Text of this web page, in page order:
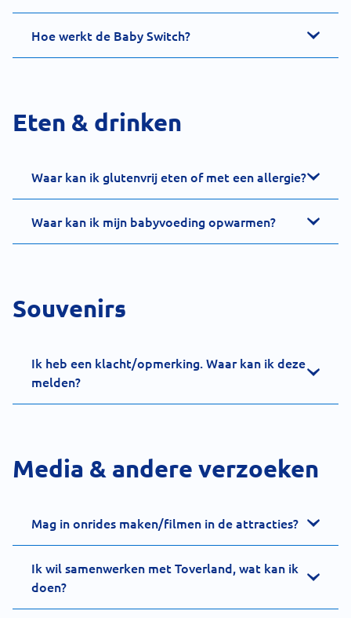
Hoe werkt de Baby Switch?
Eten & drinken
Waar kan ik glutenvrij eten of met een allergie?
Waar kan ik mijn babyvoeding opwarmen?
Souvenirs
Ik heb een klacht/opmerking. Waar kan ik deze
melden?
Media & andere verzoeken
Mag in onrides maken/filmen in de attracties?
Ik wil samenwerken met Toverland, wat kan ik
doen?